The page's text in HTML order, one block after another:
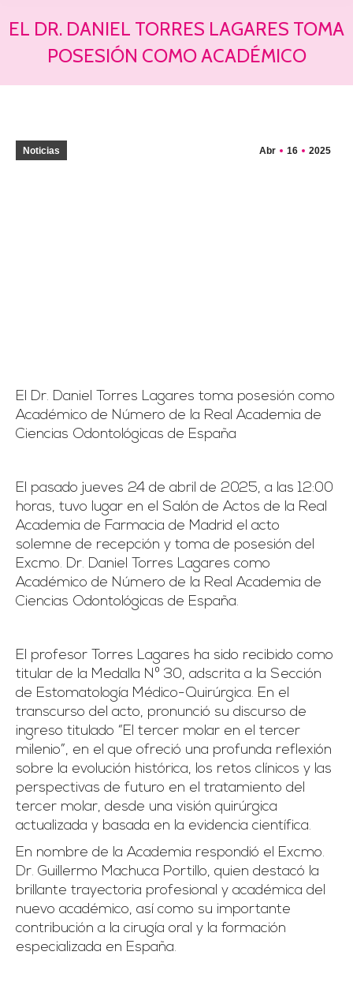
EL DR. DANIEL TORRES LAGARES TOMA
POSESIÓN COMO ACADÉMICO
Abr 16 2025
Noticias
El Dr. Daniel Torres Lagares toma posesión como
Académico de Número de la Real Academia de
Ciencias Odontológicas de España
El pasado jueves 24 de abril de 2025, a las 12:00
horas, tuvo lugar en el Salón de Actos de la Real
Academia de Farmacia de Madrid el acto
solemne de recepción y toma de posesión del
Excmo. Dr. Daniel Torres Lagares como
Académico de Número de la Real Academia de
Ciencias Odontológicas de España.
El profesor Torres Lagares ha sido recibido como
titular de la Medalla Nº 30, adscrita a la Sección
de Estomatología Médico-Quirúrgica. En el
transcurso del acto, pronunció su discurso de
ingreso titulado “El tercer molar en el tercer
milenio”, en el que ofreció una profunda reflexión
sobre la evolución histórica, los retos clínicos y las
perspectivas de futuro en el tratamiento del
tercer molar, desde una visión quirúrgica
actualizada y basada en la evidencia científica.
En nombre de la Academia respondió el Excmo.
Dr. Guillermo Machuca Portillo, quien destacó la
brillante trayectoria profesional y académica del
nuevo académico, así como su importante
contribución a la cirugía oral y la formación
especializada en España.